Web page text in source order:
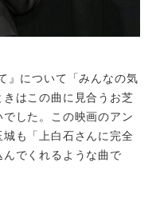
』について「みんなの気
はこの曲に見合うお芝
した。この映画のアン
も「上白石さんに完全
でくれるような曲で